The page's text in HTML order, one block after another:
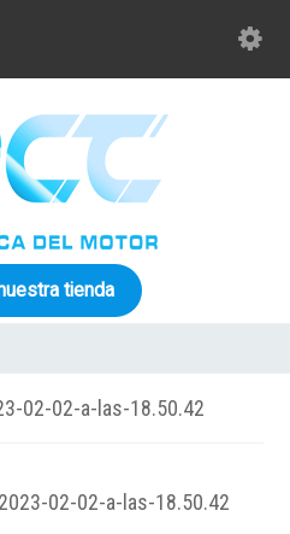
tienda
02-02-a-las-18.50.42
02-02-a-las-18.50.42